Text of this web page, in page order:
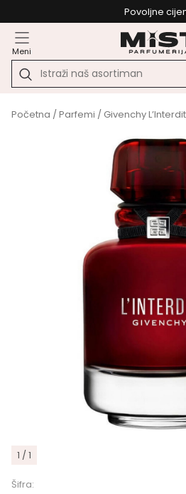
Povoljne
Meni
Početna /Parfemi / Givenchy
1 / 1
Šifra: